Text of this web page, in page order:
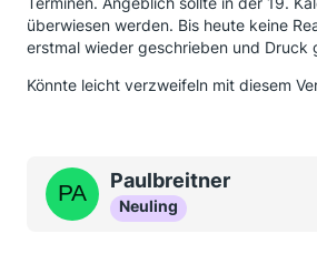
überwiesen werden. Bis heute keine
erstmal wieder geschrieben und Druck
Könnte leicht verzweifeln mit diesem
Paulbreitner
Neuling